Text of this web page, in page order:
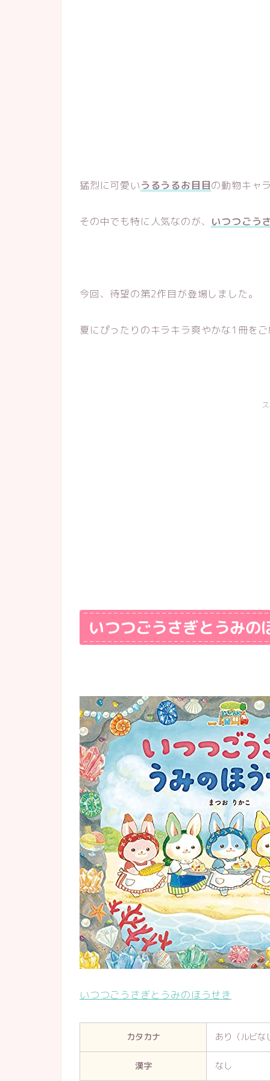
猛烈に可愛いうるうるお目目の動物キャ
その中でも特に人気なのが、 いつつごう
今回、待望の第2作目が登場しました。
夏にぴったりのキラキラ爽やかな1冊を
いつつごうさぎとうみの
いつつごうさぎとうみのほうせき
カタカナ あり（ルビな
漢字 なし